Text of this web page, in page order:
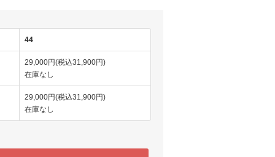
44
29,000円(税込31,900円)
在庫なし
29,000円(税込31,900円)
在庫なし